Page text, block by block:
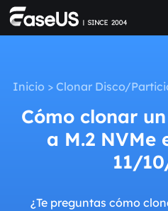
Inicio > Clonar Disco/
Cómo clonar un
a M.2 NVMe
11/
¿Te preguntas cómo